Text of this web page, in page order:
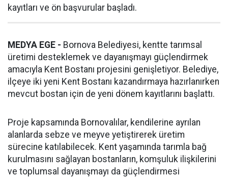
kayıtları ve ön başvurular başladı.
MEDYA EGE - Bornova Belediyesi, kentte tarımsal
üretimi desteklemek ve dayanışmayı güçlendirmek
amacıyla Kent Bostanı projesini genişletiyor. Belediye,
ilçeye iki yeni Kent Bostanı kazandırmaya hazırlanırken
mevcut bostan için de yeni dönem kayıtlarını başlattı.
Proje kapsamında Bornovalılar, kendilerine ayrılan
alanlarda sebze ve meyve yetiştirerek üretim
sürecine katılabilecek. Kent yaşamında tarımla bağ
kurulmasını sağlayan bostanların, komşuluk ilişkilerini
ve toplumsal dayanışmayı da güçlendirmesi